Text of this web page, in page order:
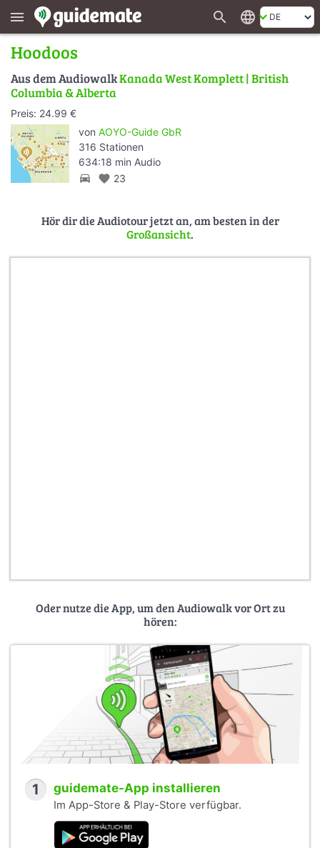
menu search language
Hoodoos
Aus dem AudiowalkKanada West Komplett | British
Columbia & Alberta
Preis: 24.99 €
von AOYO-Guide GbR
316 Stationen
634:18 min Audio
directions_car favorite 23
Hör dir die Audiotour jetzt an, am besten in der
Großansicht.
Oder nutze die App, um den Audiowalk vor Ort zu
hören:
1 guidemate-App installieren
Im App-Store & Play-Store verfügbar.